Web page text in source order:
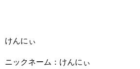
けんにぃ
ニックネーム：けんにぃ